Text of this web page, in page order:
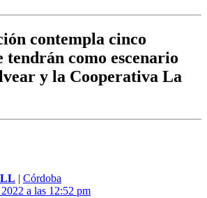
contempla cinco
tendrán como escenario
y la Cooperativa La
| Córdoba
a las 12:52 pm